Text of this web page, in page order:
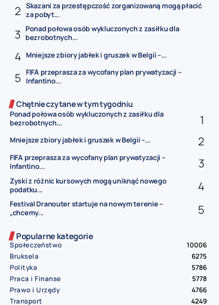
Skazani za przestępczość zorganizowaną mogą płacić
za pobyt...
Ponad połowa osób wykluczonych z zasiłku dla
bezrobotnych...
Mniejsze zbiory jabłek i gruszek w Belgii –...
FIFA przeprasza za wycofany plan prywatyzacji –
Infantino...
Chętnie czytane w tym tygodniu
Ponad połowa osób wykluczonych z zasiłku dla
bezrobotnych...
Mniejsze zbiory jabłek i gruszek w Belgii –...
FIFA przeprasza za wycofany plan prywatyzacji –
Infantino...
Zyski z różnic kursowych mogą uniknąć nowego
podatku...
Festival Dranouter startuje na nowym terenie –
„chcemy...
Popularne kategorie
Społeczeństwo
10006
Bruksela
6275
Polityka
5786
Praca i Finanse
5778
Prawo i Urzędy
4766
Transport
4249